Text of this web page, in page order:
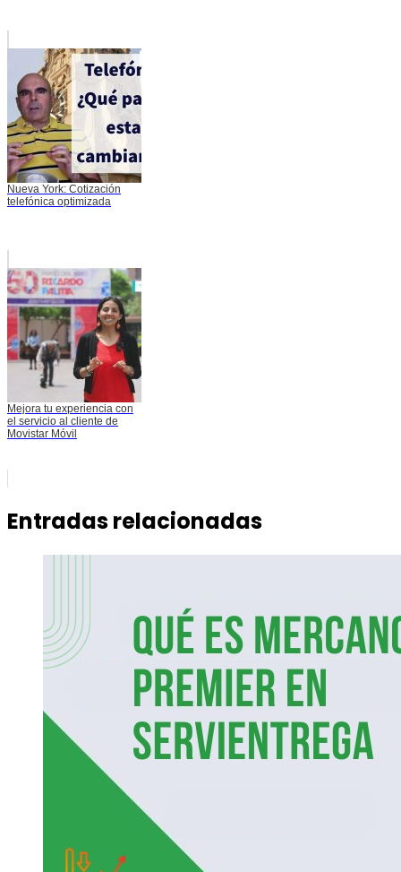
Nueva York: Cotización
telefónica optimizada
Mejora tu experiencia con
el servicio al cliente de
Movistar Móvil
Entradas relacionadas